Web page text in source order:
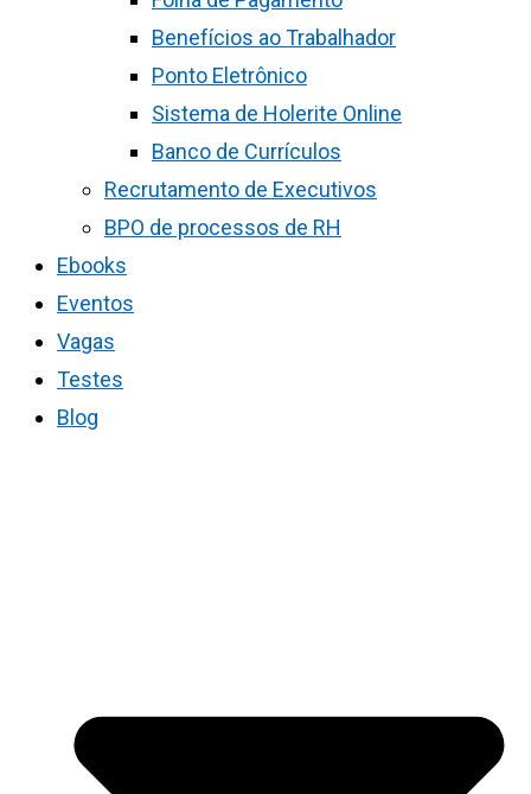
Benefícios ao Trabalhador
Ponto Eletrônico
Sistema de Holerite Online
Banco de Currículos
Recrutamento de Executivos
BPO de processos de RH
Ebooks
Eventos
Vagas
Testes
Blog